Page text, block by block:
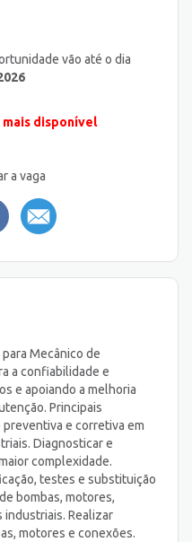
vão até o dia
mais disponível
a vaga
Mecânico de
a confiabilidade e
e apoiando a melhoria
Principais
e corretiva em
Diagnosticar e
complexidade.
testes e substituição
bombas, motores,
industriais. Realizar
motores e conexões.